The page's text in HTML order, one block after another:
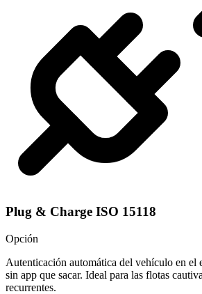
Plug & Charge ISO 15118
Opción
Autenticación automática del vehículo en
sin app que sacar. Ideal para las flotas
recurrentes.